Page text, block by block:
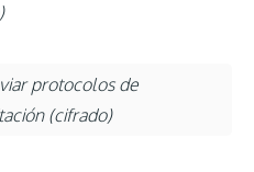
protocolos de
(cifrado)